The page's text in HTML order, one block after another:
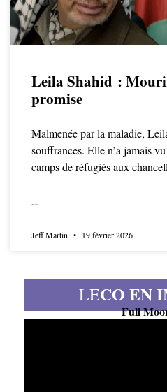
Leila Shahid :
promise
Malmenée par la maladie,
souffrances. Elle n’a jamais
camps de réfugiés aux
Jeff Martin 19 février 2026
LECO EN
Full